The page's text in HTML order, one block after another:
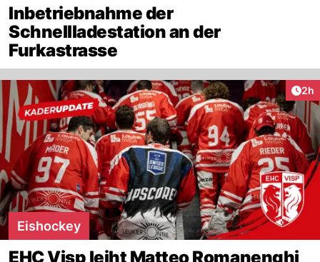
Inbetriebnahme der
Schnellladestation an der
Furkastrasse
2h
Eishockey
EHC Visp leiht Matteo Romanenghi